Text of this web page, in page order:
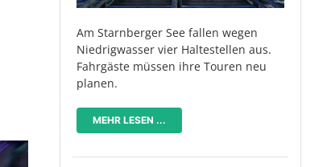
Am Starnberger See fallen wegen
Niedrigwasser vier Haltestellen aus.
Fahrgäste müssen ihre Touren neu
planen.
MEHR LESEN ...